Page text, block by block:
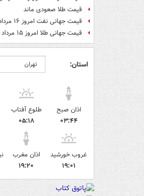
قیمت طلا صعودی ماند
قیمت جهانی نفت امروز ۱۶ مرداد
قیمت جهانی طلا امروز ۱۵ مرداد
استان:
اذان صبح
۰۳:۴۴
طلوع آفتاب
۰۵:۱۸
غروب خورشید
۱۹:۰۱
اذان مغرب
۱۹:۲۰